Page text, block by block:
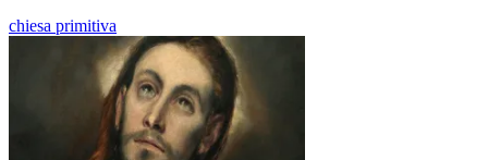
chiesa primitiva